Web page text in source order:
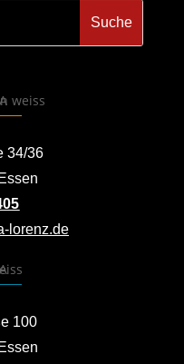
34/36
lorenz.de
100